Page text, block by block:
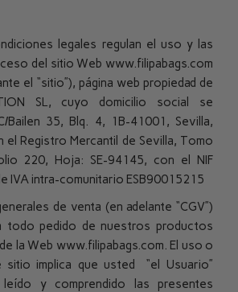
legales regulan el uso y las
del sitio Web www.filipabags.com
el “sitio”), página web propiedad de
SL, cuyo domicilio social se
Bailen 35, Blq. 4, 1B-41001, Sevilla,
el Registro Mercantil de Sevilla, Tomo
220, Hoja: SE-94145, con el NIF
IVA intra-comunitario ESB90015215
de venta (en adelante “CGV”)
todo pedido de nuestros productos
la Web www.filipabags.com. El uso o
implica que usted
“el Usuario”
y comprendido las presentes